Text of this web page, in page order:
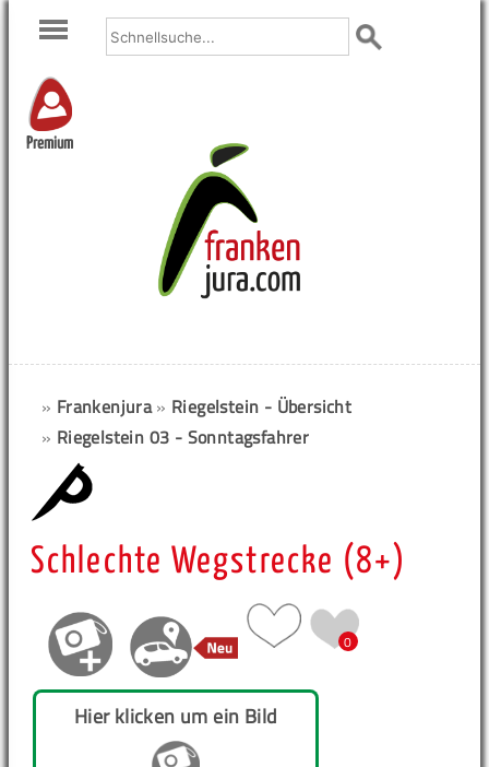
Premium
» Frankenjura» Riegelstein - Übersicht
» Riegelstein 03 - Sonntagsfahrer
Schlechte Wegstrecke (8+)
0
Hier klicken um ein Bild